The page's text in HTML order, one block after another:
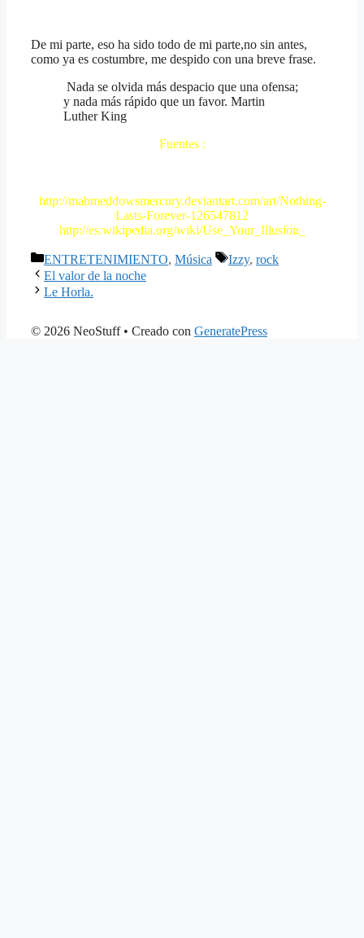
De mi parte, eso ha sido todo de mi parte,no sin antes,
como ya es costumbre, me despido con una breve frase.
Nada se olvida más despacio que una ofensa;
y nada más rápido que un favor. Martin
Luther King
Fuentes :
http://mabmeddowsmercury.deviantart.com/art/Nothing-
Lasts-Forever-126547812
http://es.wikipedia.org/wiki/Use_Your_Illusion_
Categorías
ENTRETENIMIENTO, Música Etiquetas
Izzy, rock
El valor de la noche
Le Horla.
© 2026 NeoStuff• Creado con GeneratePress